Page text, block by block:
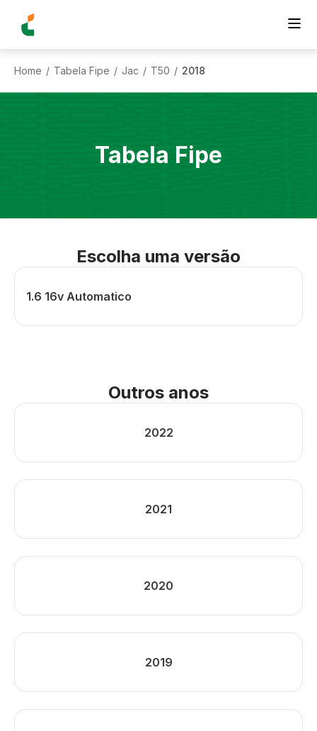
Home / Tabela Fipe / Jac / T50 / 2018
Tabela Fipe
Escolha uma versão
1.6 16v Automatico
Outros anos
2022
2021
2020
2019